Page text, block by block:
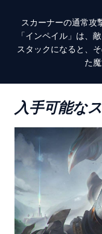
スカーナーの通常攻
「インペイル」は、
スタックになると、
た
入手可能な